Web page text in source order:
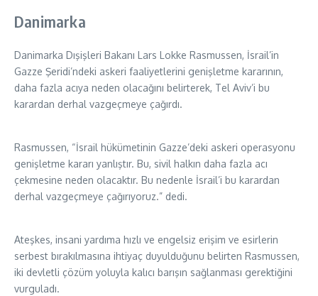
Danimarka
Danimarka Dışişleri Bakanı Lars Lokke Rasmussen, İsrail’in
Gazze Şeridi’ndeki askeri faaliyetlerini genişletme kararının,
daha fazla acıya neden olacağını belirterek, Tel Aviv’i bu
karardan derhal vazgeçmeye çağırdı.
Rasmussen, “İsrail hükümetinin Gazze’deki askeri operasyonu
genişletme kararı yanlıştır. Bu, sivil halkın daha fazla acı
çekmesine neden olacaktır. Bu nedenle İsrail’i bu karardan
derhal vazgeçmeye çağırıyoruz.” dedi.
Ateşkes, insani yardıma hızlı ve engelsiz erişim ve esirlerin
serbest bırakılmasına ihtiyaç duyulduğunu belirten Rasmussen,
iki devletli çözüm yoluyla kalıcı barışın sağlanması gerektiğini
vurguladı.